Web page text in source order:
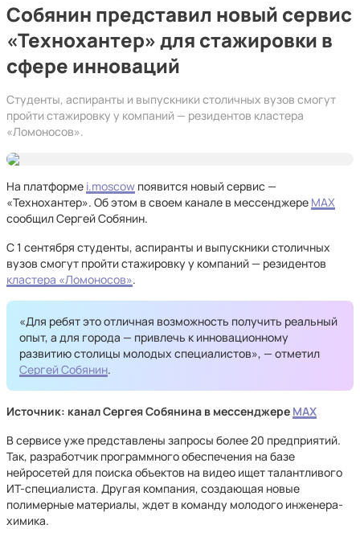
Собянин представил новый сервис
«Технохантер» для стажировки в
сфере инноваций
Студенты, аспиранты и выпускники столичных вузов смогут
пройти стажировку у компаний — резидентов кластера
«Ломоносов».
На платформе i.moscow появится новый сервис —
«Технохантер». Об этом в своем канале в мессенджере MAX
сообщил Сергей Собянин.
С 1 сентября студенты, аспиранты и выпускники столичных
вузов смогут пройти стажировку у компаний — резидентов
кластера «Ломоносов».
«Для ребят это отличная возможность получить реальный
опыт, а для города — привлечь к инновационному
развитию столицы молодых специалистов», — отметил
Сергей Собянин.
Источник: канал Сергея Собянина в мессенджере MAX
В сервисе уже представлены запросы более 20 предприятий.
Так, разработчик программного обеспечения на базе
нейросетей для поиска объектов на видео ищет талантливого
ИТ-специалиста. Другая компания, создающая новые
полимерные материалы, ждет в команду молодого инженера-
химика.